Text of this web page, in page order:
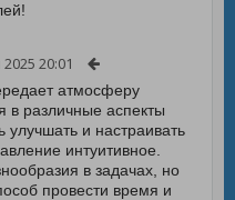
20:01
атмосферу
в различные аспекты
и настраивать
интуитивное.
в задачах, но
провести время и